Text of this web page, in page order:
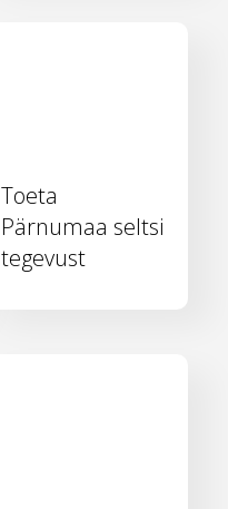
Toeta
Pärnumaa seltsi
tegevust